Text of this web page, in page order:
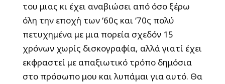
του μιας κι έχει αναβιώσει από όσο ξέρω
όλη την εποχή των ‘60ς και ‘70ς πολύ
πετυχημένα με μια πορεία σχεδόν 15
χρόνων χωρίς δισκογραφία, αλλά γιατί έχει
εκφραστεί με απαξιωτικό τρόπο δημόσια
στο πρόσωπο μου και λυπάμαι για αυτό. Θα